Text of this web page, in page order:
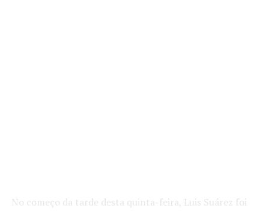
No começo da tarde desta quinta-feira, Luis Suárez foi